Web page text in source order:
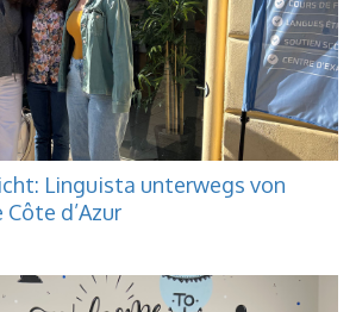
Linguista unterwegs von
d’Azur